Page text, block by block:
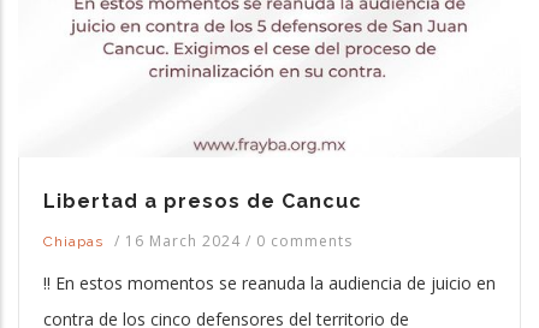
Libertad a presos de Cancuc
Chiapas / 16 March 2024 / 0 comments
‼️ En estos momentos se reanuda la audiencia de juicio en
contra de los cinco defensores del territorio de